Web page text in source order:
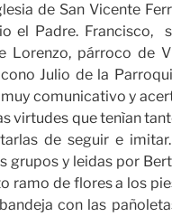
de San Vicente
el Padre. Francisco,
Lorenzo, párroco de
Julio de la
comunicativo y
virtudes que tenìan
de seguir e
grupos y leidas por
ramo de flores a los
con las